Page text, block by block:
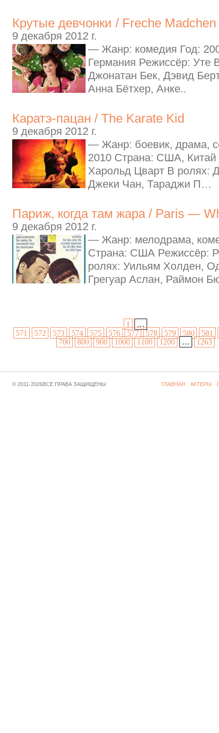
Крутые девчонки / Freche Madchen
9 декабря 2012 г.
— Жанр: комедия Год:
Германия Режиссёр: Уте
Джонатан Бек, Дэвид
Анна Бётхер, Анке..
Каратэ-пацан / The Karate Kid
9 декабря 2012 г.
— Жанр: боевик, драма,
2010 Страна: США, Китай
Харольд Цварт В ролях:
Джеки Чан, Тараджи П…
Париж, когда там жара / Paris —
9 декабря 2012 г.
— Жанр: мелодрама,
Страна: США Режиссёр:
ролях: Уильям Холден,
Грегуар Аслан, Раймон
1
…
571
572 573 574 575 576 577 578 579 580
581
700
800 900 1000 1100 1200 … 1263
© 2011-2026ВСЕ ПРАВА ЗАЩИЩЕНЫ ГЛАВНАЯ АКТЕРЫ